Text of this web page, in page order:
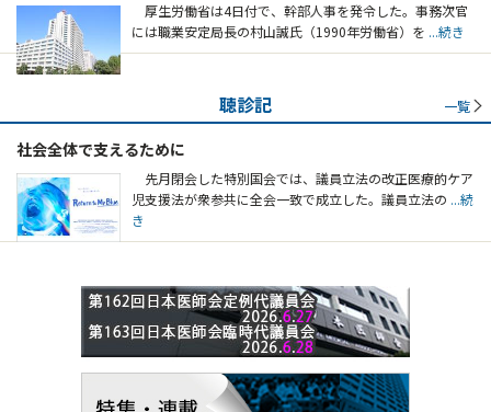
厚生労働省は4日付で、幹部人事を発令した。事務次官
には職業安定局長の村山誠氏（1990年労働省）を ...続き
聴診記 一覧
社会全体で支えるために
先月閉会した特別国会では、議員立法の改正医療的ケア
児支援法が衆参共に全会一致で成立した。議員立法の ...続
き